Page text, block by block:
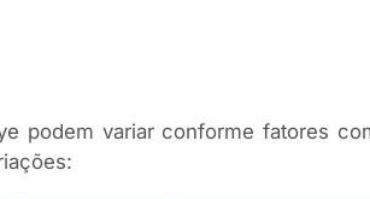
podem variar conforme fatores